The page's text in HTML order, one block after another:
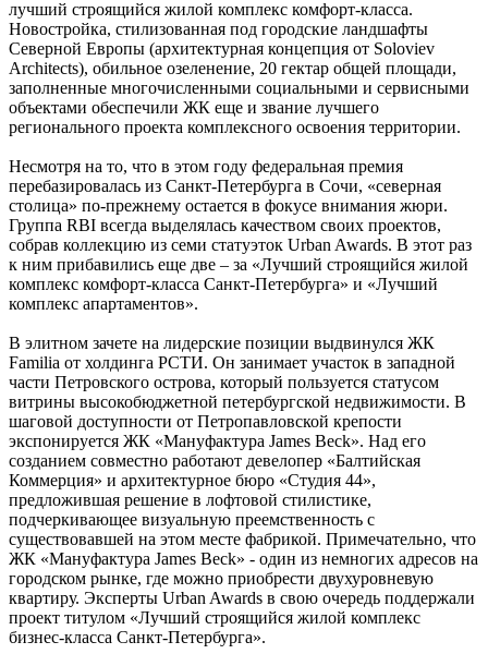
лучший строящийся жилой комплекс комфорт-класса.
Новостройка, стилизованная под городские ландшафты
Северной Европы (архитектурная концепция от Soloviev
Architects), обильное озеленение, 20 гектар общей площади,
заполненные многочисленными социальными и сервисными
объектами обеспечили ЖК еще и звание лучшего
регионального проекта комплексного освоения территории.
Несмотря на то, что в этом году федеральная премия
перебазировалась из Санкт-Петербурга в Сочи, «северная
столица» по-прежнему остается в фокусе внимания жюри.
Группа RBI всегда выделялась качеством своих проектов,
собрав коллекцию из семи статуэток Urban Awards. В этот раз
к ним прибавились еще две – за «Лучший строящийся жилой
комплекс комфорт-класса Санкт-Петербурга» и «Лучший
комплекс апартаментов».
В элитном зачете на лидерские позиции выдвинулся ЖК
Familia от холдинга РСТИ. Он занимает участок в западной
части Петровского острова, который пользуется статусом
витрины высокобюджетной петербургской недвижимости. В
шаговой доступности от Петропавловской крепости
экспонируется ЖК «Мануфактура James Beck». Над его
созданием совместно работают девелопер «Балтийская
Коммерция» и архитектурное бюро «Студия 44»,
предложившая решение в лофтовой стилистике,
подчеркивающее визуальную преемственность с
существовавшей на этом месте фабрикой. Примечательно, что
ЖК «Мануфактура James Beck» - один из немногих адресов на
городском рынке, где можно приобрести двухуровневую
квартиру. Эксперты Urban Awards в свою очередь поддержали
проект титулом «Лучший строящийся жилой комплекс
бизнес-класса Санкт-Петербурга».